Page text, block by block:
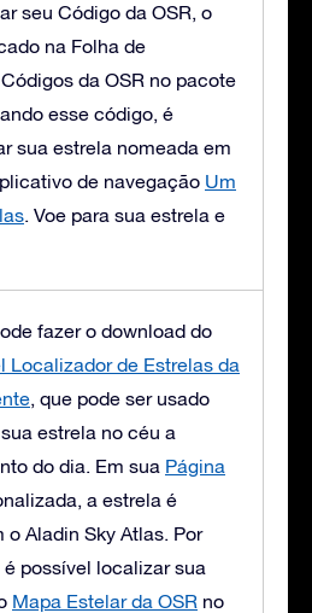
seu Código da OSR, o
na Folha de
da OSR no pacote
esse código, é
sua estrela nomeada em
de navegação Um
. Voe para sua estrela e
fazer o download do
Localizador de Estrelas da
, que pode ser usado
estrela no céu a
do dia. Em sua Página
a estrela é
Aladin Sky Atlas. Por
possível localizar sua
Mapa Estelar da OSR no